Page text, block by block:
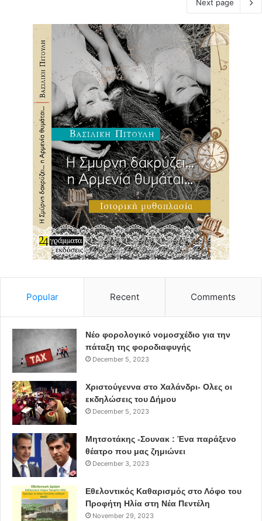
Next page
Popular Recent Comments
Νέο φορολογικό νομοσχέδιο για την
πάταξη της φοροδιαφυγής
December 5, 2023
Χριστούγεννα στο Χαλάνδρι- Ολες οι
εκδηλώσεις του Δήμου
December 5, 2023
Μητσοτάκης -Σουνακ : Ένα παράξενο
θέατρο που μας ζημιώνει
December 3, 2023
Εθελοντικός Καθαρισμός στο Λόφο του
Προφήτη Ηλία στη Νέα Πεντέλη
November 29, 2023